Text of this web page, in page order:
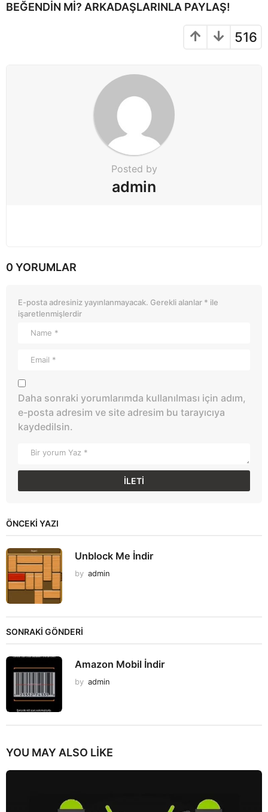
a
BEĞENDIN MI? ARKADAŞLARINLA PAYLAŞ!
516
Posted by
admin
0 YORUMLAR
E-posta adresiniz yayınlanmayacak. Gerekli alanlar * ile
işaretlenmişlerdir
Daha sonraki yorumlarımda kullanılması için adım,
e-posta adresim ve site adresim bu tarayıcıya
kaydedilsin.
ÖNCEKI YAZI
Unblock Me İndir
by admin
SONRAKİ GÖNDERİ
Amazon Mobil İndir
by admin
YOU MAY ALSO LIKE